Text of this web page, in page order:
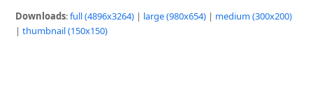
Downloads:full (4896x3264) | large (980x654) | medium (300x200)
|thumbnail (150x150)